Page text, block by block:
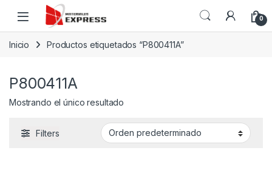
Skip to navigation
Skip to content
0
Inicio Productos etiquetados “P800411A”
P800411A
Mostrando el único resultado
Filters